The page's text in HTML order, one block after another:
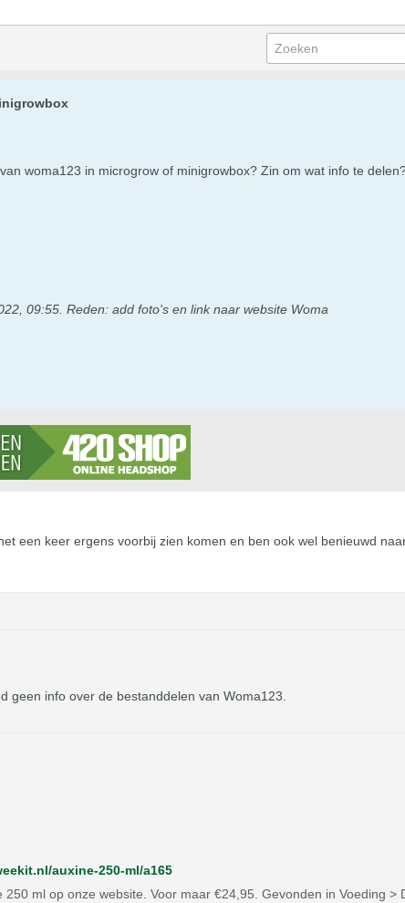
woma123 in microgrow of minigrowbox? Zin om wat info te
09:55 Reden: add foto's en link naar website Woma
een keer ergens voorbij zien komen en ben ook wel benieuwd
geen info over de bestanddelen van Woma123.
auxine-250-ml/a165
250 ml op onze website. Voor maar €24,95. Gevonden in Voeding >